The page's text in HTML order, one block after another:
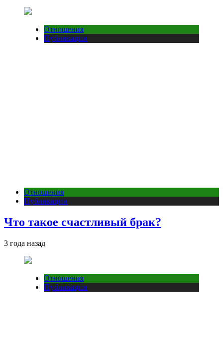
Отношения
Публикации
Отношения
Публикации
Что такое счастливый брак?
3 года назад
Отношения
Публикации